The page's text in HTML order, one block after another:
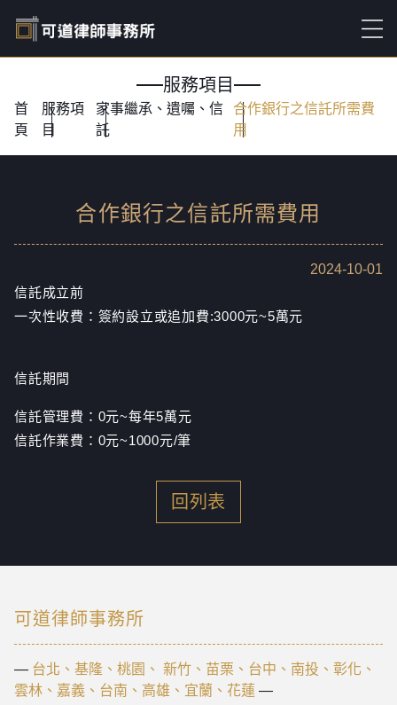
服務項目
首
頁
服務項
目
家事繼承、遺囑、信
託
合作銀行之信託所需費
用
合作銀行之信託所需費用
2024-10-01
信託成立前
一次性收費：簽約設立或追加費:3000元~5萬元
信託期間
信託管理費：0元~每年5萬元
信託作業費：0元~1000元/筆
回列表
可道律師事務所
— 台北、基隆、桃園、 新竹、苗栗、台中、南投、彰化、
雲林、嘉義、台南、高雄、宜蘭、花蓮 —